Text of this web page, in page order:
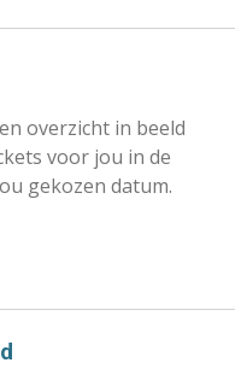
overzicht in beeld
voor jou in de
gekozen datum.